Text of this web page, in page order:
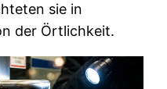
sie in
der Örtlichkeit.